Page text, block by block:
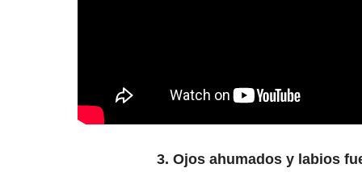
3. Ojos ahumados y labios